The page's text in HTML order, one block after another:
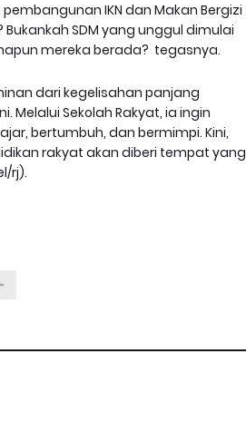
IKN dan Makan Bergizi
SDM yang unggul dimulai
mereka berada? tegasnya.
dari kegelisahan panjang
Melalui Sekolah Rakyat, ia ingin
bertumbuh, dan bermimpi. Kini,
rakyat akan diberi tempat yang
rj).